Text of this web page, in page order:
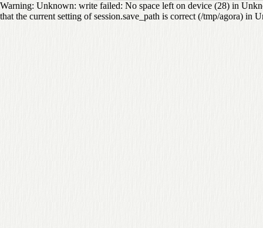
Warning: Unknown: write failed: No space left on device (28) in
that the current setting of session.save_path is correct (/tmp/agora) in